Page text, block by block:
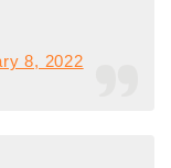
8, 2022